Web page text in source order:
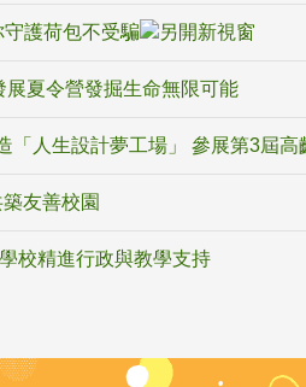
護荷包不受騙
夏令營發掘生命無限可能
「人生設計夢工場」 參展第3屆高
友善校園
校精進行政與教學支持